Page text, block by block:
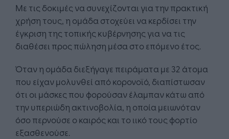
Με τις δοκιμές να συνεχίζονται για την πρακτική
χρήση τους, η ομάδα στοχεύει να κερδίσει την
έγκριση της τοπικής κυβέρνησης για να τις
διαθέσει προς πώληση μέσα στο επόμενο έτος.
Όταν η ομάδα διεξήγαγε πειράματα με 32 άτομα
που είχαν μολυνθεί από κορονοϊό, διαπίστωσαν
ότι οι μάσκες που φορούσαν έλαμπαν κάτω από
την υπεριώδη ακτινοβολία, η οποία μειωνόταν
όσο περνούσε ο καιρός και το ιικό τους φορτίο
εξασθενούσε.